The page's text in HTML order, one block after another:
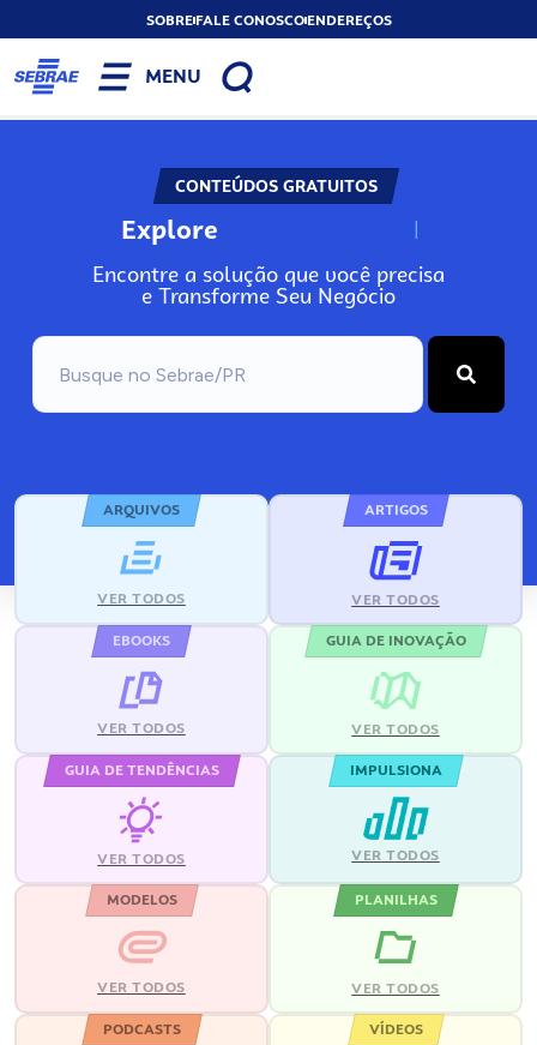
SOBREFALE CONOSCOENDEREÇOS
MENU
CONTEÚDOS GRATUITOS
Explore N
Encontre a solução que você precisa
e Transforme Seu Negócio
ARQUIVOS
VER TODOS
ARTIGOS
VER TODOS
EBOOKS
VER TODOS
GUIA DE INOVAÇÃO
VER TODOS
GUIA DE TENDÊNCIAS
VER TODOS
IMPULSIONA
VER TODOS
MODELOS
VER TODOS
PLANILHAS
VER TODOS
PODCASTS VÍDEOS